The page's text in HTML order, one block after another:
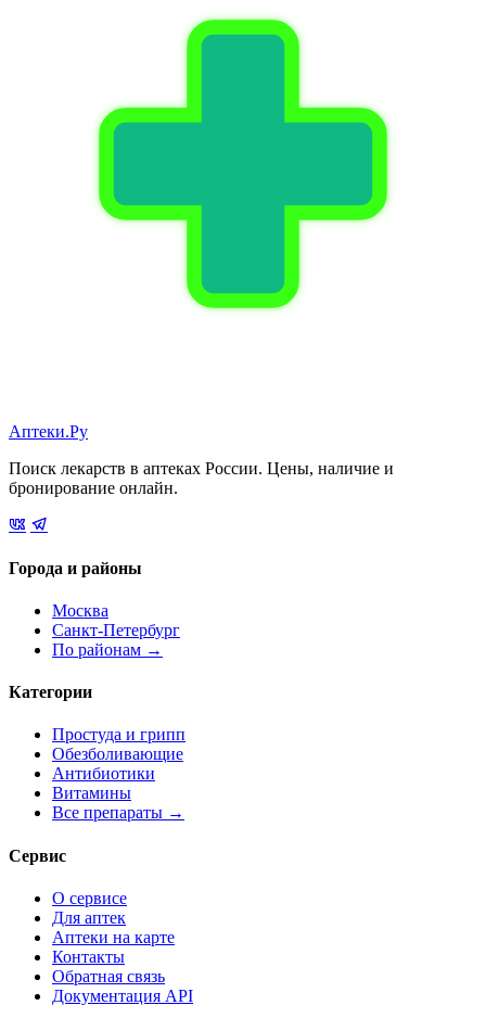
Аптеки.Ру
Поиск лекарств в аптеках России. Цены, наличие и
бронирование онлайн.
Города и районы
Москва
Санкт-Петербург
По районам →
Категории
Простуда и грипп
Обезболивающие
Антибиотики
Витамины
Все препараты →
Сервис
О сервисе
Для аптек
Аптеки на карте
Контакты
Обратная связь
Документация API